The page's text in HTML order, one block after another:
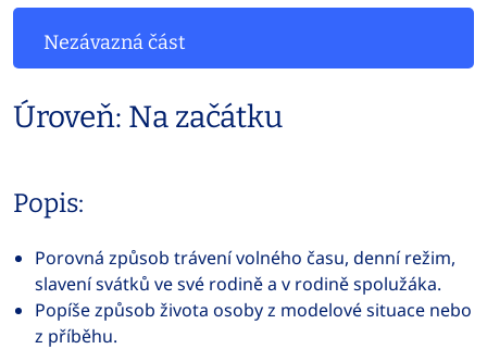
Nezávazná část
Úroveň: Na začátku
Popis:
Porovná způsob trávení volného času, denní režim,
slavení svátků ve své rodině a v rodině spolužáka.
Popíše způsob života osoby z modelové situace nebo
z příběhu.